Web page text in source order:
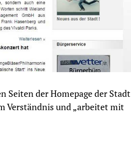
Seiten der Homepage der Stadt
Verständnis und „arbeitet mit